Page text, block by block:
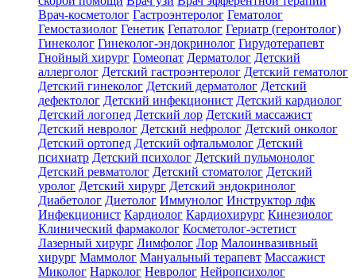
Врач-косметолог Гастроэнтеролог Гематолог
Гемостазиолог Генетик Гепатолог Гериатр (геронтолог)
Гинеколог Гинеколог-эндокринолог Гирудотерапевт
Гнойный хирург Гомеопат Дерматолог Детский
аллерголог Детский гастроэнтеролог Детский гематолог
Детский гинеколог Детский дерматолог Детский
дефектолог Детский инфекционист Детский кардиолог
Детский логопед Детский лор Детский массажист
Детский невролог Детский нефролог Детский онколог
Детский ортопед Детский офтальмолог Детский
психиатр Детский психолог Детский пульмонолог
Детский ревматолог Детский стоматолог Детский
уролог Детский хирург Детский эндокринолог
Диабетолог Диетолог Иммунолог Инструктор лфк
Инфекционист Кардиолог Кардиохирург Кинезиолог
Клинический фармаколог Косметолог-эстетист
Лазерный хирург Лимфолог Лор Малоинвазивный
хирург Маммолог Мануальный терапевт Массажист
Миколог Нарколог Невролог Нейропсихолог